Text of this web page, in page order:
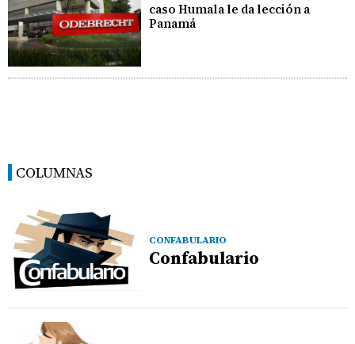
caso Humala le da lección a
Panamá
COLUMNAS
CONFABULARIO
Confabulario